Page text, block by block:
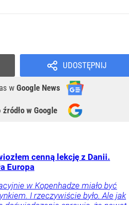
UDOSTĘPNIJ
w Google News
źródło w Google
cenną lekcję z Danii.
Europa
w Kopenhadze miało być
I rzeczywiście było. Ale jak